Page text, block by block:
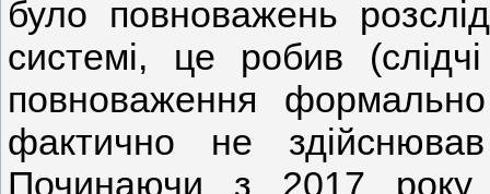
було повноважень
системі, це робив
повноваження
фактично не
Починаючи з 2017 року